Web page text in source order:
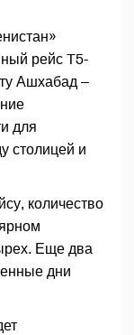
рейс T5-
Ашхабад –
для
столицей и
количество
Еще два
дни